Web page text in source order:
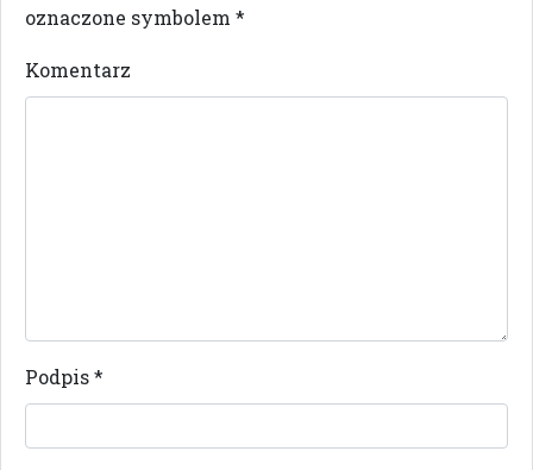
oznaczone symbolem *
Komentarz
Podpis*